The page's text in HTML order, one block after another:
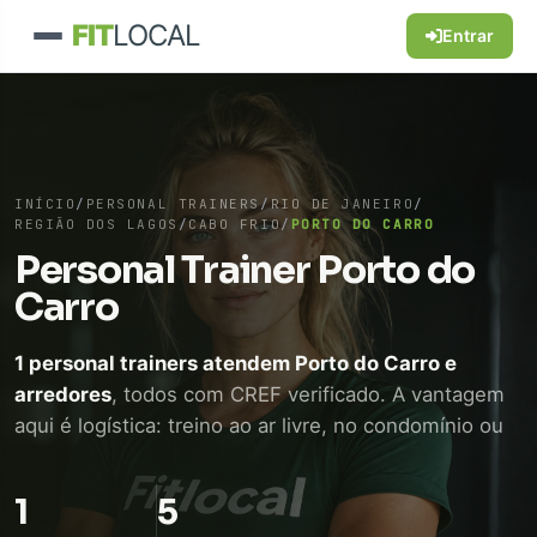
FITLOCAL Entrar
INÍCIO / PERSONAL TRAINERS/RIO DE JANEIRO /
REGIÃO DOS LAGOS / CABO FRIO/ PORTO DO CARRO
Personal Trainer Porto do
Carro
1 personal trainers atendem Porto do Carro e
arredores, todos com CREF verificado. A vantagem
aqui é logística: treino ao ar livre, no condomínio ou
deslocamento. WhatsApp direto, sem intermediário.
1 5